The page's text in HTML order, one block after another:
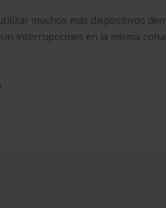
muchos más dispositivos
interrupciones en la misma